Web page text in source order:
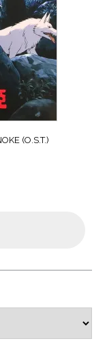
(O.S.T.)